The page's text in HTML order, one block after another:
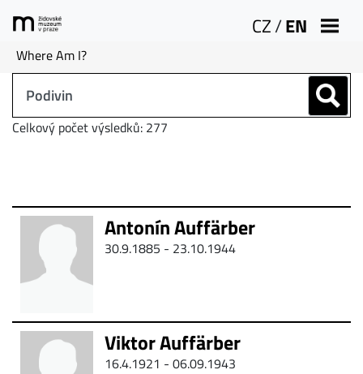
CZ/EN
Where Am I?
Celkový počet výsledků: 277
Antonín Auffärber
30.9.1885 - 23.10.1944
Viktor Auffärber
16.4.1921 - 06.09.1943